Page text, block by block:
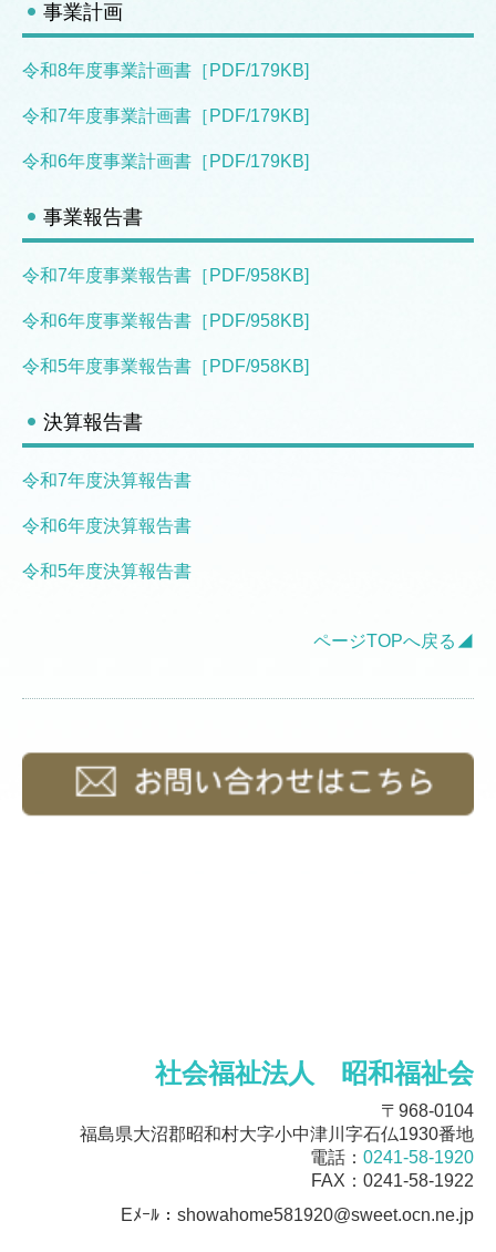
スタッフ募集
お問い合わせ
個人情報保護方針
新型コロナウイルス関係
糸つむぎバックナンバー
事業計画
令和8年度事業計画書［PDF/179KB]
令和7年度事業計画書［PDF/179KB]
令和6年度事業計画書［PDF/179KB]
事業報告書
令和7年度事業報告書［PDF/958KB]
令和6年度事業報告書［PDF/958KB]
令和5年度事業報告書［PDF/958KB]
決算報告書
令和7年度決算報告書
令和6年度決算報告書
令和5年度決算報告書
ページTOPへ戻る◢
社会福祉法人 昭和福祉会
〒968-0104
福島県大沼郡昭和村大字小中津川字石仏1930番地
電話： 0241-58-1920
FAX：0241-58-1922
Eﾒｰﾙ：showahome581920@sweet.ocn.ne.jp